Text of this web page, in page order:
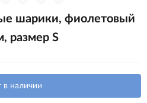
шарики, фиолетовый
размер S
в наличии